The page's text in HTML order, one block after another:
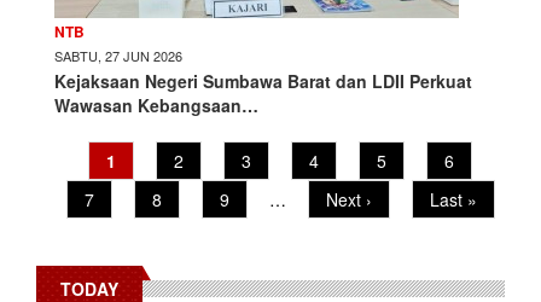
NTB
SABTU, 27 JUN 2026
Kejaksaan Negeri Sumbawa Barat dan LDII Perkuat
Wawasan Kebangsaan…
PaginationCurrent
page
1 Page
2 Page
3 Page
4 Page
5 Page
6
Page
7 Page
8 Page
9 …
Next
page
Next ›
Last
page
Last »
TODAY